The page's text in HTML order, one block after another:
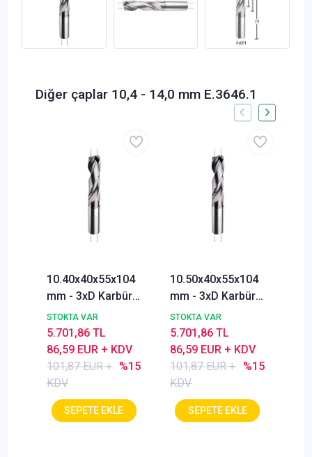
Diğer çaplar 10,4 - 14,0 mm E.3646.1
10.40x40x55x104
mm - 3xD Karbür
Matkabı, BlueCut,
140°, İçten
Soğutmalı
STOKTA VAR
101,87 EUR +
KDV
%15
86,59 EUR + KDV
5.701,86 TL
10.50x40x55x104
mm - 3xD Karbür
Matkabı, BlueCut,
140°, İçten
Soğutmalı
STOKTA VAR
101,87 EUR +
KDV
%15
86,59 EUR + KDV
5.701,86 TL